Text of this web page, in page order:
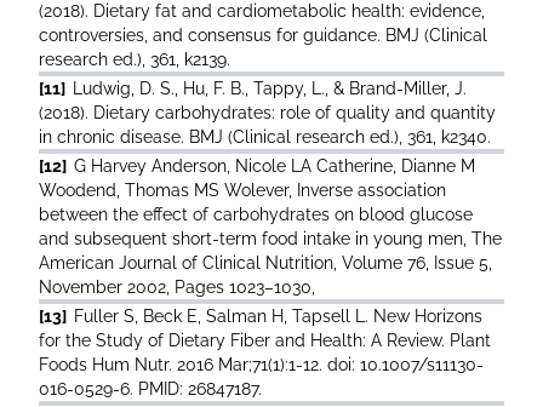
(2018). Dietary fat and cardiometabolic health: evidence,
controversies, and consensus for guidance. BMJ (Clinical
research ed.), 361, k2139.
[11]
Ludwig, D. S., Hu, F. B., Tappy, L., & Brand-Miller, J.
(2018). Dietary carbohydrates: role of quality and quantity
in chronic disease. BMJ (Clinical research ed.), 361, k2340.
[12] G Harvey Anderson, Nicole LA Catherine, Dianne M
Woodend, Thomas MS Wolever, Inverse association
between the effect of carbohydrates on blood glucose
and subsequent short-term food intake in young men, The
American Journal of Clinical Nutrition, Volume 76, Issue 5,
November 2002, Pages 1023–1030,
[13] Fuller S, Beck E, Salman H, Tapsell L. New Horizons
for the Study of Dietary Fiber and Health: A Review. Plant
Foods Hum Nutr. 2016 Mar;71(1):1-12. doi: 10.1007/s11130-
016-0529-6. PMID: 26847187.